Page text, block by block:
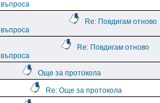
въпроса
Re: Повдигам отново
въпроса
Re: Повдигам отново
въпроса
Още за протокола
Re: Още за протокола